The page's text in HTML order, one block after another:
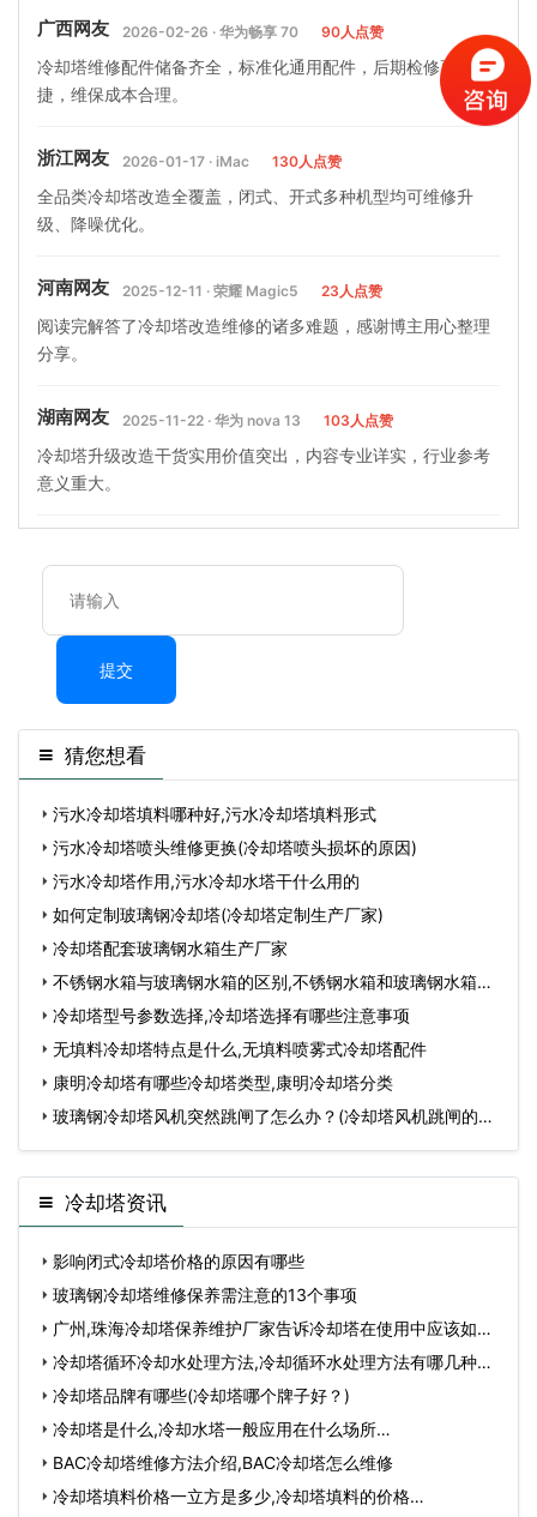
广西网友 2026-02-26 · 华为畅享 70 90人点赞
冷却塔维修配件储备齐全，标准化通用配件，后期检修更换便
捷，维保成本合理。
浙江网友 2026-01-17 · iMac 130人点赞
全品类冷却塔改造全覆盖，闭式、开式多种机型均可维修升
级、降噪优化。
河南网友 2025-12-11 · 荣耀 Magic5 23人点赞
阅读完解答了冷却塔改造维修的诸多难题，感谢博主用心整理
分享。
湖南网友 2025-11-22 · 华为 nova 13 103人点赞
冷却塔升级改造干货实用价值突出，内容专业详实，行业参考
意义重大。
提交
猜您想看
污水冷却塔填料哪种好,污水冷却塔填料形式
污水冷却塔喷头维修更换(冷却塔喷头损坏的原因)
污水冷却塔作用,污水冷却水塔干什么用的
如何定制玻璃钢冷却塔(冷却塔定制生产厂家)
冷却塔配套玻璃钢水箱生产厂家
不锈钢水箱与玻璃钢水箱的区别,不锈钢水箱和玻璃钢水箱不
同 冷却塔型号参数选择,冷却塔选择有哪些注意事项
无填料冷却塔特点是什么,无填料喷雾式冷却塔配件
康明冷却塔有哪些冷却塔类型,康明冷却塔分类
玻璃钢冷却塔风机突然跳闸了怎么办？(冷却塔风机跳闸的原
因)
冷却塔资讯
影响闭式冷却塔价格的原因有哪些
玻璃钢冷却塔维修保养需注意的13个事项
广州,珠海冷却塔保养维护厂家告诉冷却塔在使用中应该如何
保…冷却塔循环冷却水处理方法,冷却循环水处理方法有哪几种…
冷却塔品牌有哪些(冷却塔哪个牌子好？)
冷却塔是什么,冷却水塔一般应用在什么场所…
BAC冷却塔维修方法介绍,BAC冷却塔怎么维修
冷却塔填料价格一立方是多少,冷却塔填料的价格…